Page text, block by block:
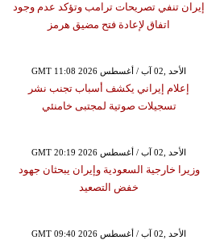
إيران تنفي تصريحات ترامب وتؤكد عدم وجود
اتفاق لإعادة فتح مضيق هرمز
GMT 11:08 2026 الأحد ,02 آب / أغسطس
إعلام إيراني يكشف أسباب تجنب نشر
تسجيلات صوتية لمجتبى خامنئي
GMT 20:19 2026 الأحد ,02 آب / أغسطس
وزيرا خارجية السعودية وإيران يبحثان جهود
خفض التصعيد
GMT 09:40 2026 الأحد ,02 آب / أغسطس